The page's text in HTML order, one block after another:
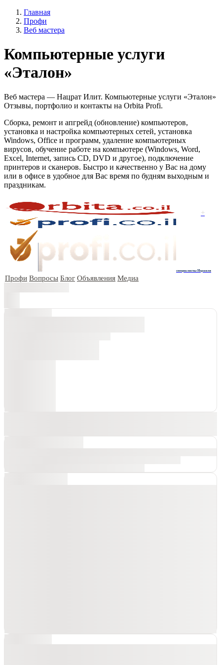
Главная
Профи
Веб мастера
Компьютерные услуги
«Эталон»
Веб мастера — Нацрат Илит. Компьютерные услуги «Эталон»
Отзывы, портфолио и контакты на Orbita Profi.
Сборка, ремонт и апгрейд (обновление) компьютеров,
установка и настройка компьютерных сетей, установка
Windows, Office и программ, удаление компьютерных
вирусов, обучение работе на компьютере (Windows, Word,
Excel, Internet, запись CD, DVD и другое), подключение
принтеров и сканеров. Быстро и качественно у Вас на дому
или в офисе в удобное для Вас время по будням выходным и
праздникам.
+
специалисты Израиля
Профи Вопросы Блог Объявления Медиа